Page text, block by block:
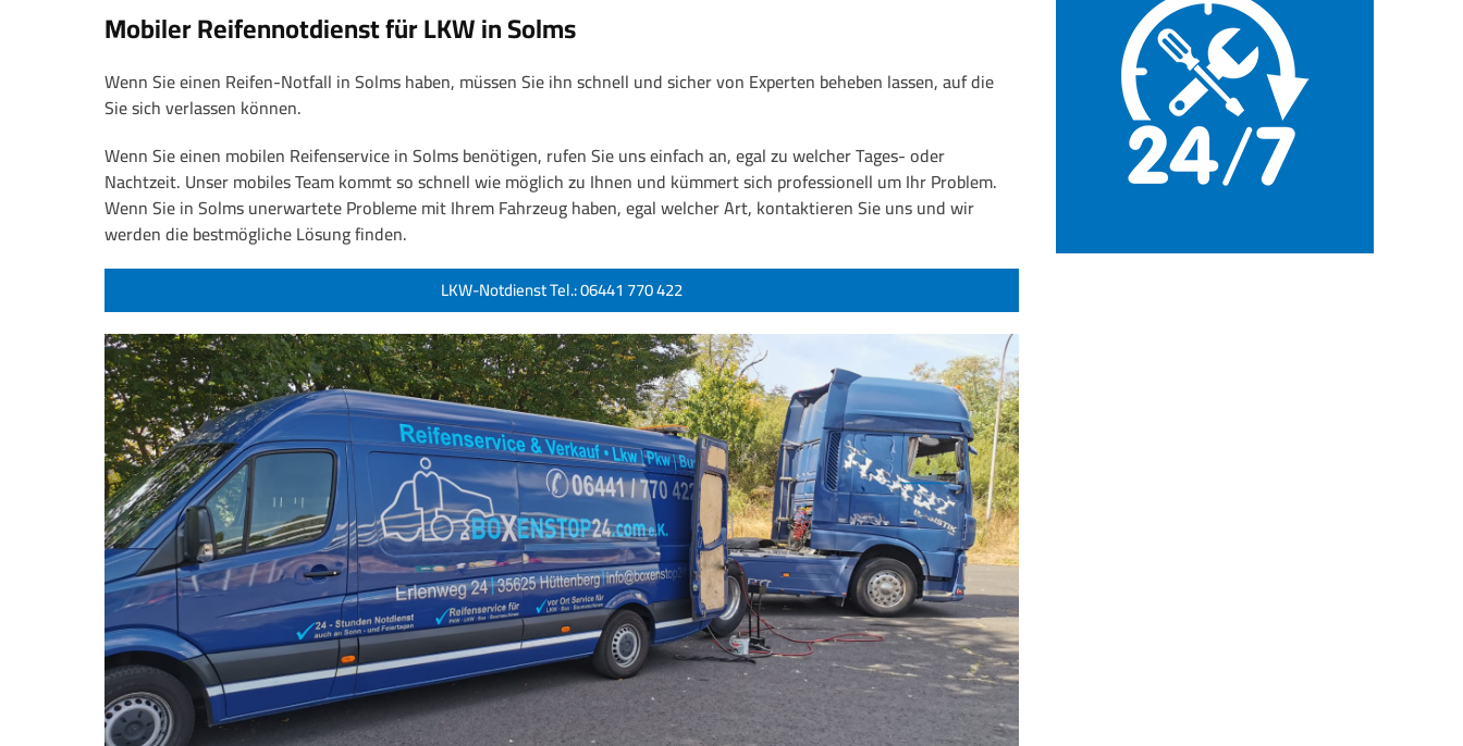
Mobiler Reifennotdienst für LKW in Solms
Wenn Sie einen Reifen-Notfall in Solms haben, müssen Sie ihn schnell und sicher von Experten beheben lassen, auf die
Sie sich verlassen können.
Wenn Sie einen mobilen Reifenservice in Solms benötigen, rufen Sie uns einfach an, egal zu welcher Tages- oder
Nachtzeit. Unser mobiles Team kommt so schnell wie möglich zu Ihnen und kümmert sich professionell um Ihr Problem.
Wenn Sie in Solms unerwartete Probleme mit Ihrem Fahrzeug haben, egal welcher Art, kontaktieren Sie uns und wir
werden die bestmögliche Lösung finden.
LKW-Notdienst Tel.: 06441 770 422